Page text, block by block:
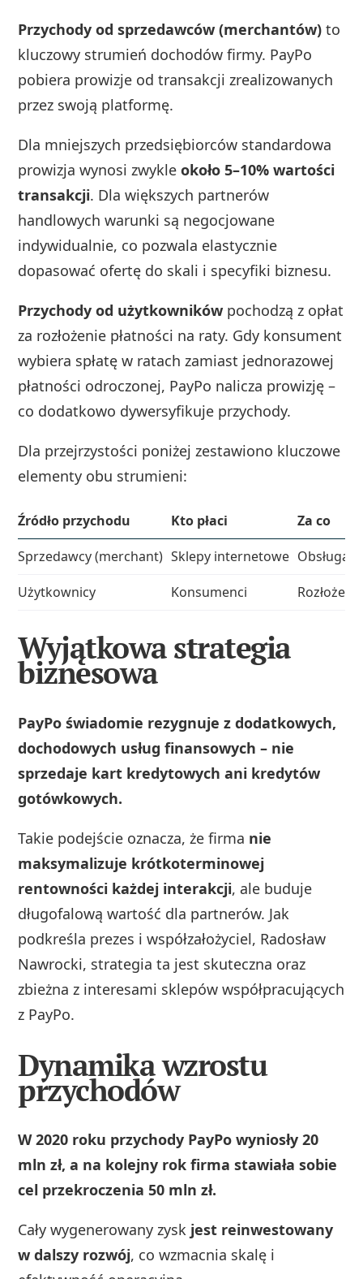
Przychody od sprzedawców (merchantów) to
kluczowy strumień dochodów firmy. PayPo
pobiera prowizje od transakcji zrealizowanych
przez swoją platformę.
Dla mniejszych przedsiębiorców standardowa
prowizja wynosi zwykleokoło 5–10% wartości
transakcji. Dla większych partnerów
handlowych warunki są negocjowane
indywidualnie, co pozwala elastycznie
dopasować ofertę do skali i specyfiki biznesu.
Przychody od użytkowników pochodzą z opłat
za rozłożenie płatności na raty. Gdy konsument
wybiera spłatę w ratach zamiast jednorazowej
płatności odroczonej, PayPo nalicza prowizję –
co dodatkowo dywersyfikuje przychody.
Dla przejrzystości poniżej zestawiono kluczowe
elementy obu strumieni:
Źródło przychodu Kto płaci
Za co
Sprzedawcy (merchant) Sklepy internetowe Obsługa
Użytkownicy
Konsumenci
Wyjątkowa strategia
biznesowa
PayPo świadomie rezygnuje z dodatkowych,
dochodowych usług finansowych – nie
sprzedaje kart kredytowych ani kredytów
gotówkowych.
Takie podejście oznacza, że firma nie
maksymalizuje krótkoterminowej
rentowności każdej interakcji, ale buduje
długofalową wartość dla partnerów. Jak
podkreśla prezes i współzałożyciel, Radosław
Nawrocki, strategia ta jest skuteczna oraz
zbieżna z interesami sklepów współpracujących
z PayPo.
Dynamika wzrostu
przychodów
W 2020 roku przychody PayPo wyniosły 20
mln zł, a na kolejny rok firma stawiała sobie
cel przekroczenia 50 mln zł.
Cały wygenerowany zysk jest reinwestowany
w dalszy rozwój, co wzmacnia skalę i